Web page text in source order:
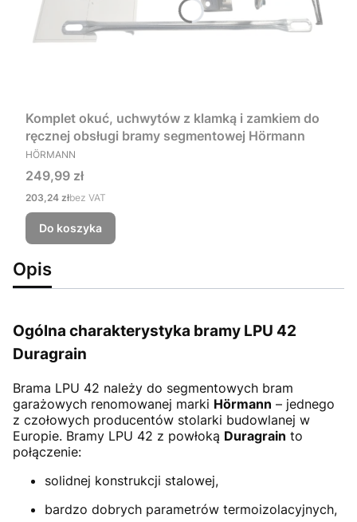
Komplet okuć, uchwytów z klamką i zamkiem do
ręcznej obsługi bramy segmentowej Hörmann
PRODUCENT
HÖRMANN
Cena
249,99 zł
Cena
203,24 złbez VAT
Do koszyka
Opis
Ogólna charakterystyka bramy LPU 42
Duragrain
Brama LPU 42 należy do segmentowych bram
garażowych renomowanej marki Hörmann – jednego
z czołowych producentów stolarki budowlanej w
Europie. Bramy LPU 42 z powłoką Duragrain to
połączenie:
solidnej konstrukcji stalowej,
bardzo dobrych parametrów termoizolacyjnych,